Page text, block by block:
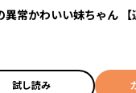
異常かわいい妹ちゃん 【
試し読み